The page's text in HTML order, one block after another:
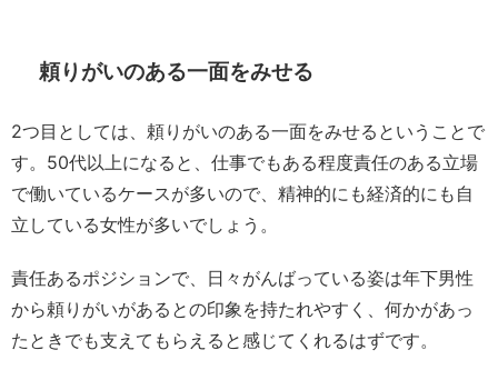
頼りがいのある一面をみせる
2つ目としては、頼りがいのある一面をみせるということで
す。50代以上になると、仕事でもある程度責任のある立場
で働いているケースが多いので、精神的にも経済的にも自
立している女性が多いでしょう。
責任あるポジションで、日々がんばっている姿は年下男性
から頼りがいがあるとの印象を持たれやすく、何かがあっ
たときでも支えてもらえると感じてくれるはずです。